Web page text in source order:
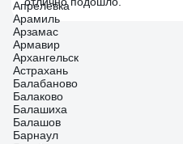
Апрелевка
Арамиль
Арзамас
Армавир
Архангельск
Астрахань
Балабаново
Балаково
Балашиха
Балашов
Барнаул